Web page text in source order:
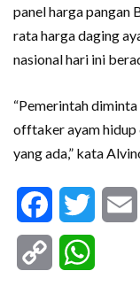
panel harga pangan
rata harga daging
nasional hari ini
“Pemerintah
offtaker ayam hidup
yang ada,” kata
FacebookTwitter
Copy